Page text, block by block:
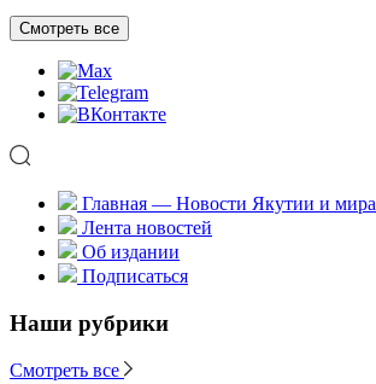
Смотреть все
Главная — Новости Якутии и мира
Лента новостей
Об издании
Подписаться
Наши рубрики
Смотреть все